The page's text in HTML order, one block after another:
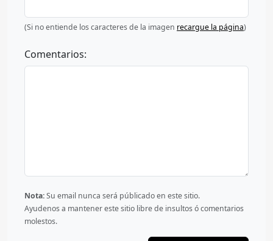
(Si no entiende los caracteres de la imagen recargue la página)
Comentarios:
Nota:Su email nunca será públicado en este sitio.
Ayudenos a mantener este sitio libre de insultos ó comentarios
molestos.